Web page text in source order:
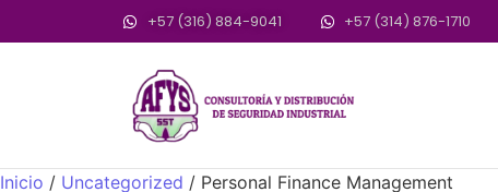
+57 (316) 884-9041 +57 (314) 876-1710
Inicio / Uncategorized / Personal Finance Management